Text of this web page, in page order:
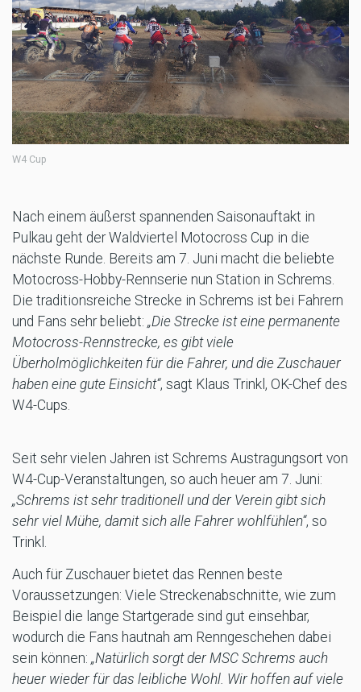
W4 Cup
Nach einem äußerst spannenden Saisonauftakt in
Pulkau geht der Waldviertel Motocross Cup in die
nächste Runde. Bereits am 7. Juni macht die beliebte
Motocross-Hobby-Rennserie nun Station in Schrems.
Die traditionsreiche Strecke in Schrems ist bei Fahrern
und Fans sehr beliebt: „Die Strecke ist eine permanente
Motocross-Rennstrecke, es gibt viele
Überholmöglichkeiten für die Fahrer, und die Zuschauer
haben eine gute Einsicht“, sagt Klaus Trinkl, OK-Chef des
W4-Cups.
Seit sehr vielen Jahren ist Schrems Austragungsort von
W4-Cup-Veranstaltungen, so auch heuer am 7. Juni:
„Schrems ist sehr traditionell und der Verein gibt sich
sehr viel Mühe, damit sich alle Fahrer wohlfühlen“, so
Trinkl.
Auch für Zuschauer bietet das Rennen beste
Voraussetzungen: Viele Streckenabschnitte, wie zum
Beispiel die lange Startgerade sind gut einsehbar,
wodurch die Fans hautnah am Renngeschehen dabei
sein können: „Natürlich sorgt der MSC Schrems auch
heuer wieder für das leibliche Wohl. Wir hoffen auf viele